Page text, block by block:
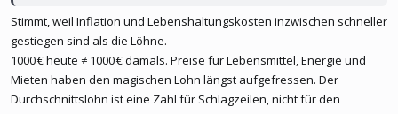
Stimmt, weil Inflation und Lebenshaltungskosten inzwischen schneller
gestiegen sind als die Löhne.
1000 € heute ≠ 1000 € damals. Preise für Lebensmittel, Energie und
Mieten haben den magischen Lohn längst aufgefressen. Der
Durchschnittslohn ist eine Zahl für Schlagzeilen, nicht für den